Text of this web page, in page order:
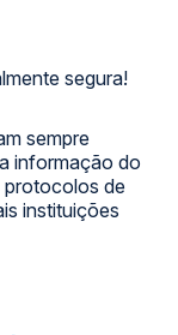
segura!
sempre
informação do
protocolos de
instituições